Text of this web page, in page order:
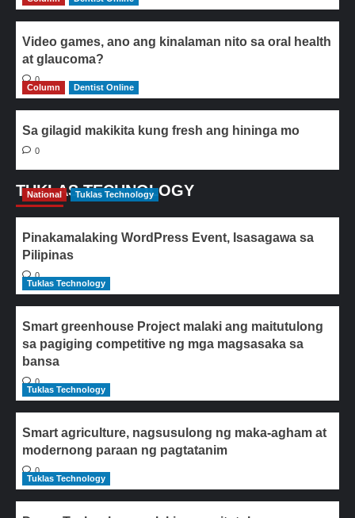
Video games, ano ang kinalaman nito sa oral health
at glaucoma?
0
Column
Dentist Online
Sa gilagid makikita kung fresh ang hininga mo
0
TUKLAS TECHNOLOGY
National Tuklas Technology
Pinakamalaking WordPress Event, Isasagawa sa
Pilipinas
0
Tuklas Technology
Smart greenhouse Project malaki ang maitutulong
sa pagiging competitive ng mga magsasaka sa
bansa
0
Tuklas Technology
Smart agriculture, nagsusulong ng maka-agham at
modernong paraan ng pagtatanim
0
Tuklas Technology